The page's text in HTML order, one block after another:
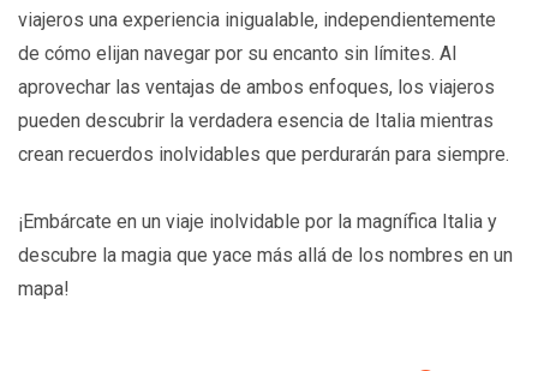
viajeros una experiencia inigualable, independientemente
de cómo elijan navegar por su encanto sin límites. Al
aprovechar las ventajas de ambos enfoques, los viajeros
pueden descubrir la verdadera esencia de Italia mientras
crean recuerdos inolvidables que perdurarán para siempre.
¡Embárcate en un viaje inolvidable por la magnífica Italia y
descubre la magia que yace más allá de los nombres en un
mapa!